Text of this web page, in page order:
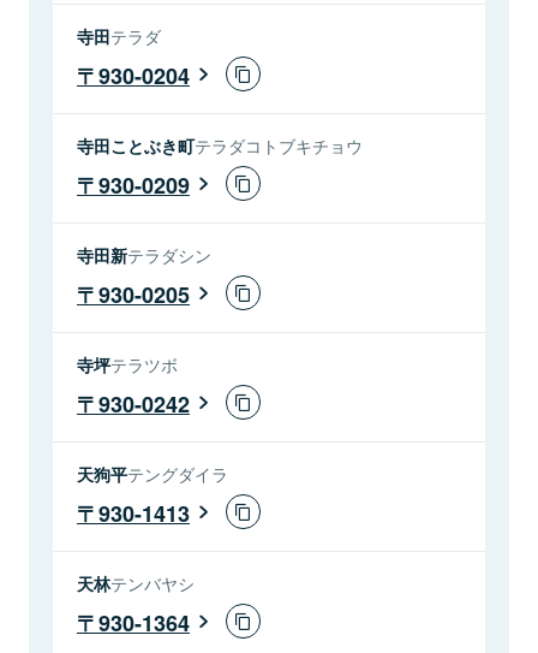
寺田テラダ
930-0204
寺田ことぶき町テラダコトブキチョウ
930-0209
寺田新テラダシン
930-0205
寺坪テラツボ
930-0242
天狗平テングダイラ
930-1413
天林テンバヤシ
930-1364